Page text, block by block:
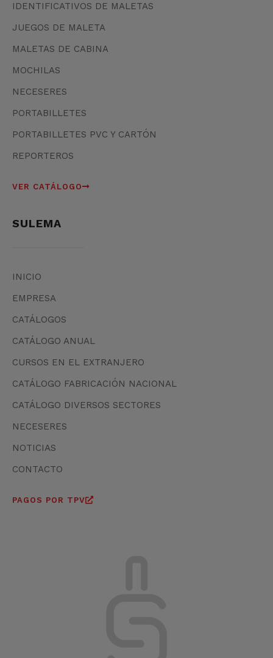
IDENTIFICATIVOS DE MALETAS
JUEGOS DE MALETA
MALETAS DE CABINA
MOCHILAS
NECESERES
PORTABILLETES
PORTABILLETES PVC Y CARTÓN
REPORTEROS
VER CATÁLOGO
SULEMA
INICIO
EMPRESA
CATÁLOGOS
CATÁLOGO ANUAL
CURSOS EN EL EXTRANJERO
CATÁLOGO FABRICACIÓN NACIONAL
CATÁLOGO DIVERSOS SECTORES
NECESERES
NOTICIAS
CONTACTO
PAGOS POR TPV